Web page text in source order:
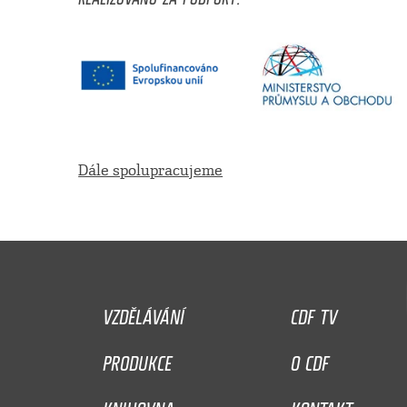
Dále spolupracujeme
VZDĚLÁVÁNÍ
CDF TV
PRODUKCE
O CDF